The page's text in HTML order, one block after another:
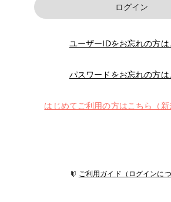
ログイン
ユーザーIDをお忘れの方は
パスワードをお忘れの方は
はじめてご利用の方はこちら（新
ご利用ガイド（ログインにつ